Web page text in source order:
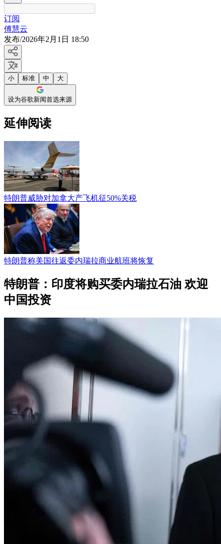
订阅
傅慧云
发布/2026年2月1日 18:50
小 标准 中 大
设为谷歌新闻首选来源
延伸阅读
特朗普威胁对加拿大产飞机征50%关税
特朗普称美国往返委内瑞拉商业航班将恢复
特朗普：印度将购买委内瑞拉石油 欢迎
中国投资